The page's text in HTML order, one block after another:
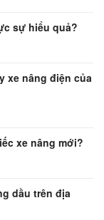
sự hiểu quả?
xe nâng điện của
xe nâng mới?
dầu trên địa